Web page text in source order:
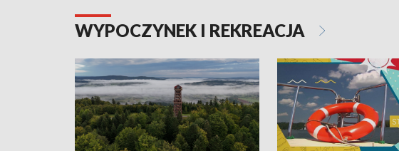
WYPOCZYNEK I REKREACJA